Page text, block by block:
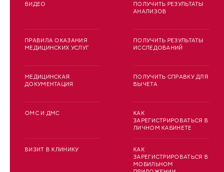
ВИДЕО
ПРАВИЛА ОКАЗАНИЯ
МЕДИЦИНСКИХ УСЛУГ
МЕДИЦИНСКАЯ
ДОКУМЕНТАЦИЯ
ОМС И ДМС
ВИЗИТ В КЛИНИКУ
ПОЛУЧИТЬ РЕЗУЛЬТАТЫ
АНАЛИЗОВ
ПОЛУЧИТЬ РЕЗУЛЬТАТЫ
ИССЛЕДОВАНИЙ
ПОЛУЧИТЬ СПРАВКУ ДЛЯ
ВЫЧЕТА
КАК
ЗАРЕГИСТРИРОВАТЬСЯ В
ЛИЧНОМ КАБИНЕТЕ
КАК
ЗАРЕГИСТРИРОВАТЬСЯ В
МОБИЛЬНОМ